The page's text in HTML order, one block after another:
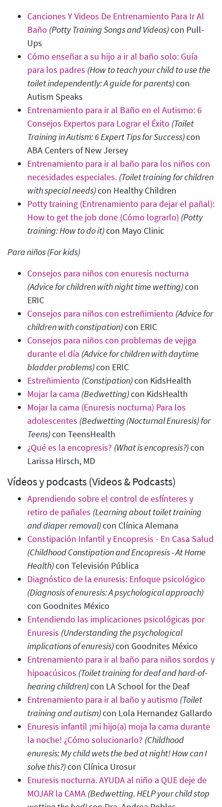
Canciones Y Videos De Entrenamiento Para Ir Al
Baño (Potty Training Songs and Videos)con Pull-
Ups
Cómo enseñar a su hijo a ir al baño solo: Guía
para los padres (How to teach your child to use the
toilet independently: A guide for parents)con
Autism Speaks
Entrenamiento para ir al Baño en el Autismo: 6
Consejos Expertos para Lograr el Éxito (Toilet
Training in Autism: 6 Expert Tips for Success)con
ABA Centers of New Jersey
Entrenamiento para ir al baño para los niños con
necesidades especiales. (Toilet training for children
with special needs)con Healthy Children
Potty training (Entrenamiento para dejar el pañal):
How to get the job done (Cómo lograrlo) (Potty
training: How to do it)con Mayo Clinic
Para niños (For kids)
Consejos para niños con enuresis nocturna
(Advice for children with night time wetting)con
ERIC
Consejos para niños con estreñimiento (Advice for
children with constipation)con ERIC
Consejos para niños con problemas de vejiga
durante el día (Advice for children with daytime
bladder problems)con ERIC
Estreñimiento (Constipation)con KidsHealth
Mojar la cama (Bedwetting)con KidsHealth
Mojar la cama (Enuresis nocturna) Para los
adolescentes (Bedwetting (Nocturnal Enuresis)for
Teens)con TeensHealth
¿Qué es la encopresis? (What is encopresis?)con
Larissa Hirsch, MD
Vídeos y podcasts (Videos & Podcasts)
Aprendiendo sobre el control de esfínteres y
retiro de pañales (Learning about toilet training
and diaper removal)con Clínica Alemana
Constipación Infantil y Encopresis - En Casa Salud
(Childhood Constipation and Encopresis - At Home
Health)con Televisión Pública
Diagnóstico de la enuresis: Enfoque psicológico
(Diagnosis of enuresis: A psychological approach)
con Goodnites México
Entendiendo las implicaciones psicológicas por
Enuresis (Understanding the psychological
implications of enuresis)con Goodnites México
Entrenamiento para ir al baño para niños sordos y
hipoacúsicos (Toilet training for deaf and hard-of-
hearing children)con LA School for the Deaf
Entrenamiento para ir al baño y autismo (Toilet
training and autism)con Lola Hernandez Gallardo
Enuresis infantil ¡mi hijo(a) moja la cama durante
la noche! ¿Cómo solucionarlo? (Childhood
enuresis: My child wets the bed at night! How can I
solve this?)con Clínica Urosur
Enuresis nocturna. AYUDA al niño a QUE deje de
MOJAR la CAMA (Bedwetting. HELP your child stop